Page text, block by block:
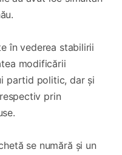
în vederea stabilirii
modificării
partid politic, dar și
prin
se numără și un